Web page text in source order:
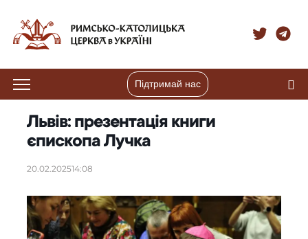
Підтримай нас
Львів: презентація книги
єпископа Лучка
20.02.202514:08